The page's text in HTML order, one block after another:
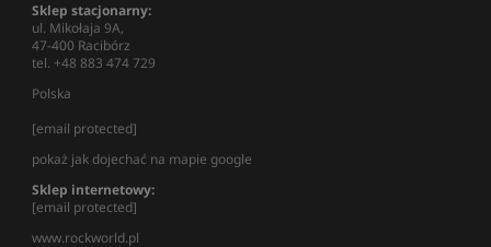
Sklep stacjonarny:
ul. Mikołaja 9A,
47-400 Racibórz
tel. +48 883 474 729
Polska
[email protected]
pokaż jak dojechać na mapie google
Sklep internetowy:
[email protected]
www.rockworld.pl